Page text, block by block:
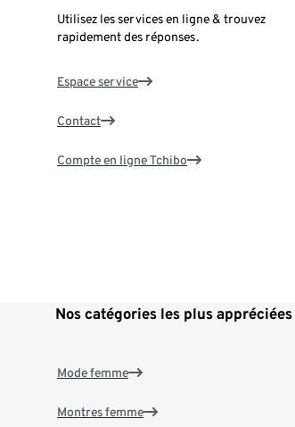
Utilisez les services en ligne & trouvez
rapidement des réponses.
Espace service
Contact
Compte en ligne Tchibo
Nos catégories les plus appréciées
Mode femme
Montres femme